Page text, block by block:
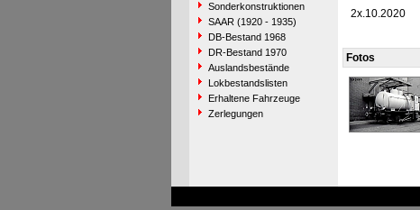
Sonderkonstruktionen
SAAR (1920 - 1935)
DB-Bestand 1968
DR-Bestand 1970
Auslandsbestände
Lokbestandslisten
Erhaltene Fahrzeuge
Zerlegungen
2x.10.2020
Fotos